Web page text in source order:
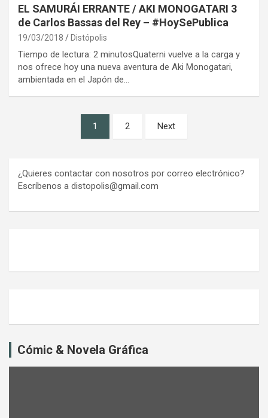
EL SAMURÁI ERRANTE / AKI MONOGATARI 3
de Carlos Bassas del Rey – #HoySePublica
19/03/2018 Distópolis
Tiempo de lectura: 2 minutosQuaterni vuelve a la carga y
nos ofrece hoy una nueva aventura de Aki Monogatari,
ambientada en el Japón de…
1 2 Next
¿Quieres contactar con nosotros por correo electrónico?
Escríbenos a distopolis@gmail.com
Cómic & Novela Gráfica